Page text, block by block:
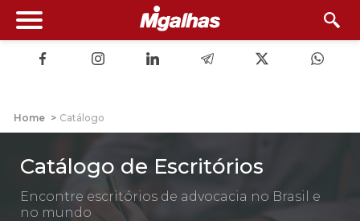
Home > Catálogo
Catálogo de Escritórios
Encontre escritórios de advocacia no Brasil e
no mundo